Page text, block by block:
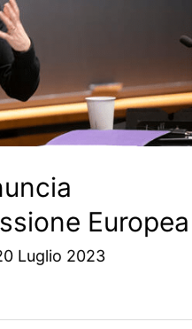
Europea
Luglio 2023